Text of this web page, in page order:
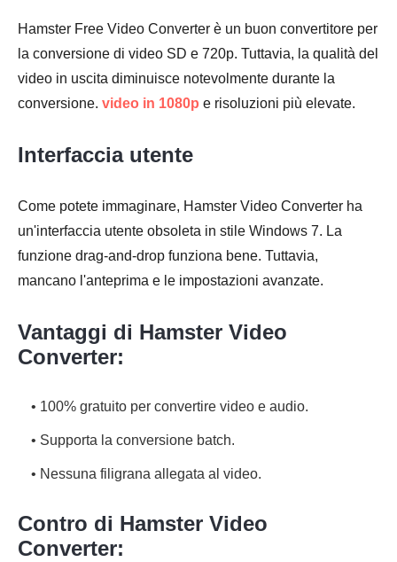
Hamster Free Video Converter è un buon convertitore per
la conversione di video SD e 720p. Tuttavia, la qualità del
video in uscita diminuisce notevolmente durante la
conversione. video in 1080p e risoluzioni più elevate.
Interfaccia utente
Come potete immaginare, Hamster Video Converter ha
un'interfaccia utente obsoleta in stile Windows 7. La
funzione drag-and-drop funziona bene. Tuttavia,
mancano l'anteprima e le impostazioni avanzate.
Vantaggi di Hamster Video
Converter:
• 100% gratuito per convertire video e audio.
• Supporta la conversione batch.
• Nessuna filigrana allegata al video.
Contro di Hamster Video
Converter: